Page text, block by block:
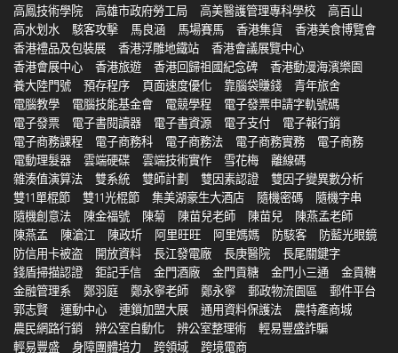
高鳳技術學院
高雄市政府勞工局 高美醫護管理專科學校
高百山
高水划水
駭客攻擊 馬良涵 馬場賽馬 香港集貨
香港美食博覽會
香港禮品及包裝展
香港浮雕地鐵站
香港會議展覽中心
香港會展中心
香港旅遊 香港回歸祖國紀念碑
香港動漫海濱樂園
養大陸門號
預存程序 頁面速度優化 靠腦袋賺錢
青年旅舍
電腦教學
電腦技能基金會 電競學程
電子發票申請字軌號碼
電子發票
電子書閱讀器 電子書資源 電子支付
電子報行銷
電子商務課程
電子商務科 電子商務法 電子商務實務
電子商務
電動理髮器
雲端硬碟 雲端技術實作 雪花梅
離線碼
雜湊值演算法
雙系統 雙師計劃 雙因素認證
雙因子變異數分析
雙11單棍節
雙11光棍節 集美湖豪生大酒店 隨機密碼
隨機字串
隨機創意法
陳金福號 陳菊 陳苗兒老師 陳苗兒
陳燕孟老師
陳燕孟
陳滄江 陳政圻 阿里旺旺 阿里媽媽 防駭客
防藍光眼鏡
防信用卡被盗
開放資料 長江發電廠 長庚醫院
長尾關鍵字
錢盾掃描認證
鉅記手信 金門酒廠 金門貢糖 金門小三通
金貢糖
金融管理系
鄭羽庭 鄭永寧老師 鄭永寧 郵政物流園區
郵件平台
郭志賢
運動中心 連鎖加盟大展 通用資料保護法
農特產商城
農民網路行銷
辨公室自動化 辨公室整理術
輕易豐盛詐騙
輕易豐盛
身障團體培力 跨領域 跨境電商